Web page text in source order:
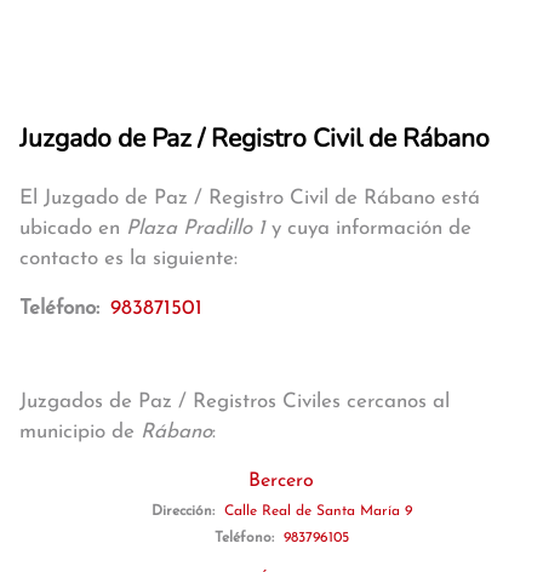
Juzgado de Paz / Registro Civil de Rábano
El Juzgado de Paz / Registro Civil de Rábano está
ubicado en Plaza Pradillo 1y cuya información de
contacto es la siguiente:
Teléfono: 983871501
Juzgados de Paz / Registros Civiles cercanos al
municipio de Rábano:
Bercero
Dirección:
Calle Real de Santa María 9
Teléfono:
983796105